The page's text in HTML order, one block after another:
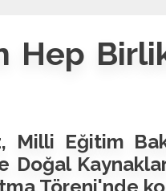
Hep
Milli Eğitim
Doğal